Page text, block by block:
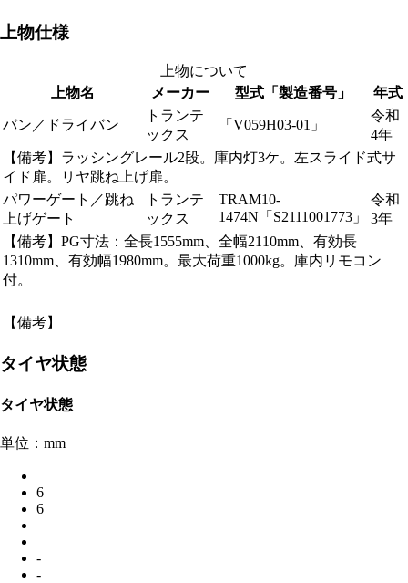
上物仕様
上物について
上物名
メーカー 型式「製造番号」 年式
バン／ドライバン
トランテ
ックス
「V059H03-01」
令和
4年
【備考】ラッシングレール2段。庫内灯3ケ。左スライド式サ
イド扉。リヤ跳ね上げ扉。
パワーゲート／跳ね
上げゲート
トランテ
ックス
TRAM10-
1474N「S2111001773」
令和
3年
【備考】PG寸法：全長1555mm、全幅2110mm、有効長
1310mm、有効幅1980mm。最大荷重1000kg。庫内リモコン
付。
【備考】
タイヤ状態
タイヤ状態
単位：mm
6
6
-
-